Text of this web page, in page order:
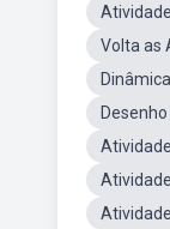
Volta as